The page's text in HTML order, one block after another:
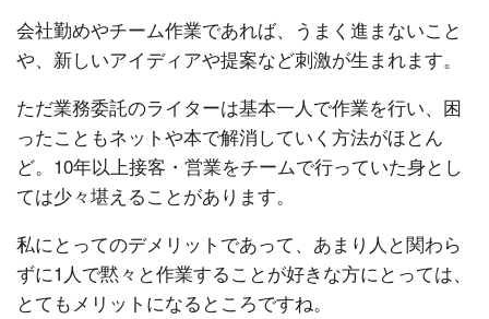
会社勤めやチーム作業であれば、うまく進まないこと
や、新しいアイディアや提案など刺激が生まれます。
ただ業務委託のライターは基本一人で作業を行い、困
ったこともネットや本で解消していく方法がほとん
ど。10年以上接客・営業をチームで行っていた身とし
ては少々堪えることがあります。
私にとってのデメリットであって、あまり人と関わら
ずに1人で黙々と作業することが好きな方にとっては、
とてもメリットになるところですね。